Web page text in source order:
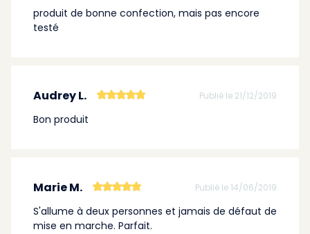
produit de bonne confection, mais pas encore
testé
Audrey L. Publié le 21/12/2019
Bon produit
Marie M. Publié le 14/06/2019
S'allume à deux personnes et jamais de défaut de
mise en marche. Parfait.